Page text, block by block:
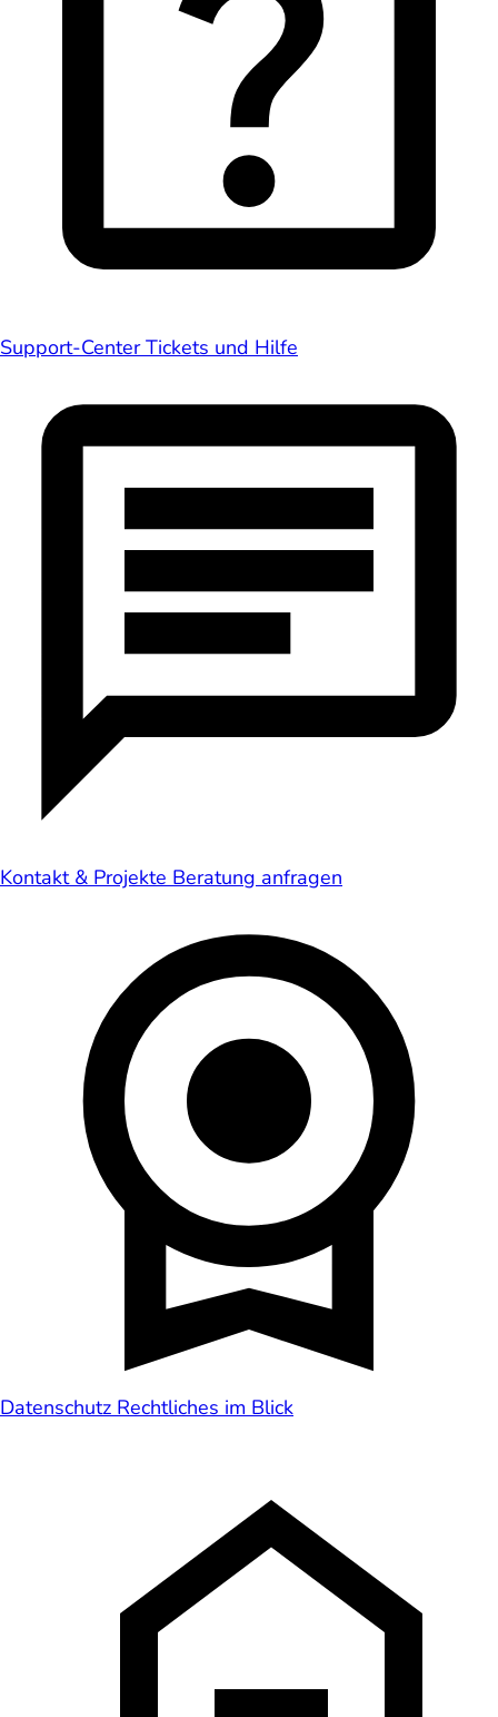
Support-Center Tickets und Hilfe
Kontakt & Projekte Beratung anfragen
Datenschutz Rechtliches im Blick